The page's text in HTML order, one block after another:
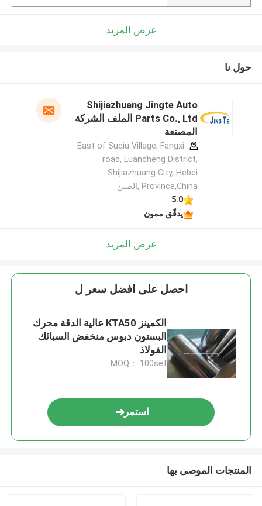
عرض المزيد
حول نا
Shijiazhuang Jingte Auto
Parts Co., Ltd الملف الشركة
المصنعة
East of Suqiu Village, Fangxi
road, Luancheng District,
Shijiazhuang City, Hebei
Province,China ,الصين
5.0
يدقّق ممون
عرض المزيد
احصل على افضل سعر ل
الكمينز KTA50 عالية الدقة محرك
البستون دبوس منخفض السبائك
الفولاذ
MOQ： 100set
استمر
المنتجات الموصى بها